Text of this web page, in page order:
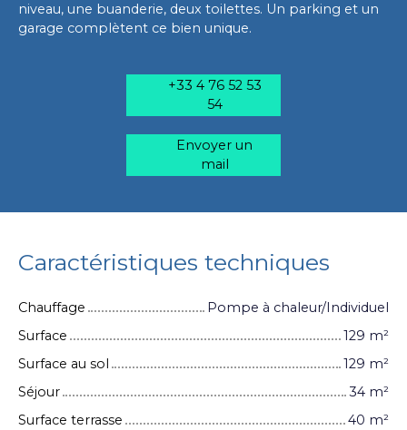
niveau, une buanderie, deux toilettes. Un parking et un
garage complètent ce bien unique.
+33 4 76 52 53
54
Envoyer un
mail
Caractéristiques techniques
Chauffage
Pompe à chaleur/Individuel
Surface
129 m²
Surface au sol
129 m²
Séjour
34 m²
Surface terrasse
40 m²